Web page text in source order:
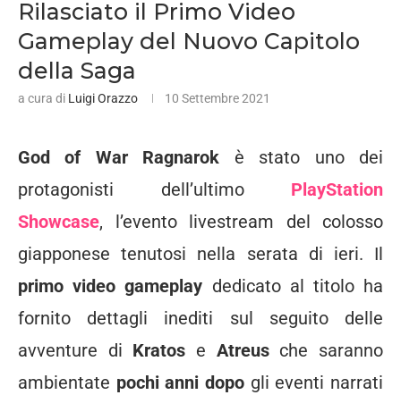
Rilasciato il Primo Video
Gameplay del Nuovo Capitolo
della Saga
a cura di Luigi Orazzo 10 Settembre 2021
God of War Ragnarok è stato uno dei
protagonisti dell’ultimo PlayStation
Showcase, l’evento livestream del colosso
giapponese tenutosi nella serata di ieri. Il
primo video gameplay dedicato al titolo ha
fornito dettagli inediti sul seguito delle
avventure di Kratos e Atreusche saranno
ambientate pochi anni dopo gli eventi narrati